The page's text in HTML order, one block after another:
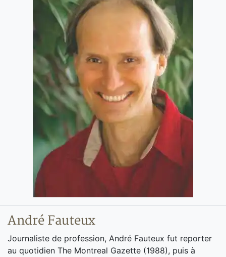
André Fauteux
Journaliste de profession, André Fauteux fut reporter
au quotidien The Montreal Gazette (1988), puis à